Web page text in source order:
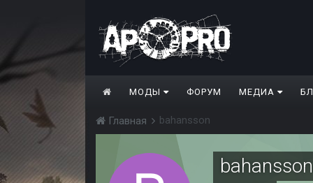
МОДЫ ФОРУМ МЕДИА
Главная bahansson
bahansson